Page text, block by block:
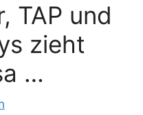
TAP und
zieht
…